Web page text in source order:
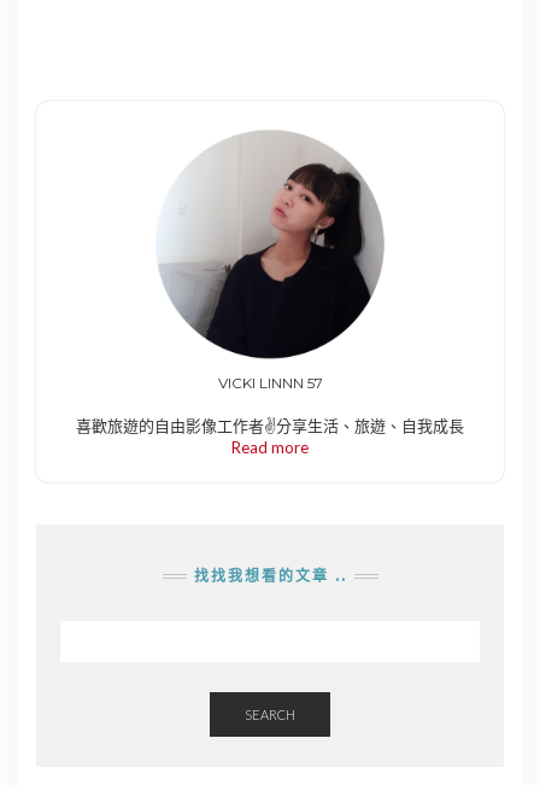
VICKI LINNN 57
喜歡旅遊的自由影像工作者✌️分享生活、旅遊、自我成長
Read more
找找我想看的文章 ..
SEARCH